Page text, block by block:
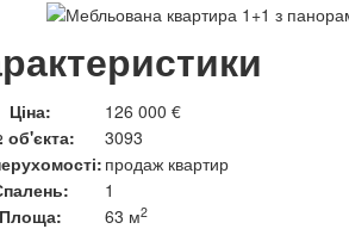
Ціна:
126 000 €
3093
продаж квартир
1
Площа:
63 м2